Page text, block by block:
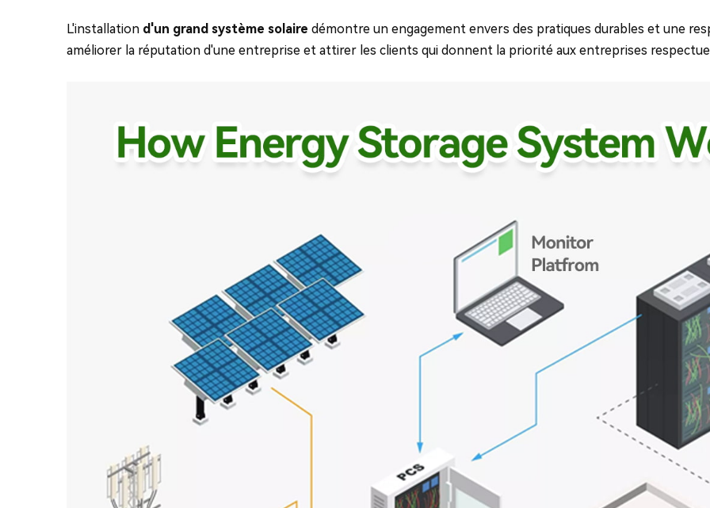
L'installation d'un grand système solaire démontre un engagement envers des pratiques durables et une
améliorer la réputation d'une entreprise et attirer les clients qui donnent la priorité aux entreprises